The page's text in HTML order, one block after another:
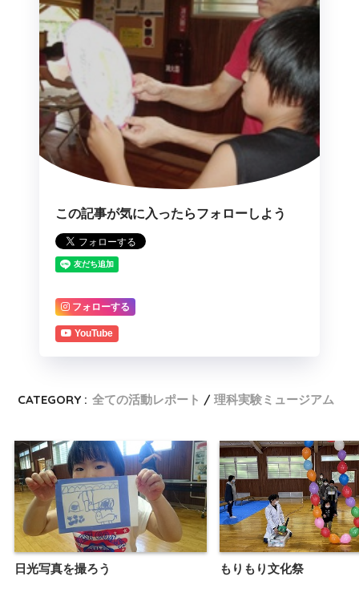
この記事が気に入ったらフォローしよう
フォローする
YouTube
CATEGORY : 全ての活動レポート 理科実験ミュージアム
日光写真を撮ろう もりもり文化祭